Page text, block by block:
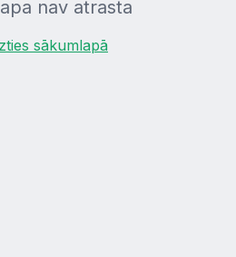
nav atrasta
sākumlapā